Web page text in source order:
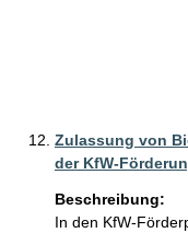
Zulassung von
der KfW-
Beschreibung:
In den KfW-